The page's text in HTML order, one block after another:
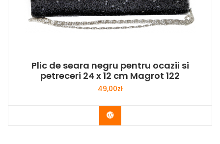
Plic de seara negru pentru ocazii si
petreceri 24 x 12 cm Magrot 122
49,00zł
Buy Now